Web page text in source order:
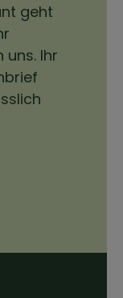
geht
Ihr